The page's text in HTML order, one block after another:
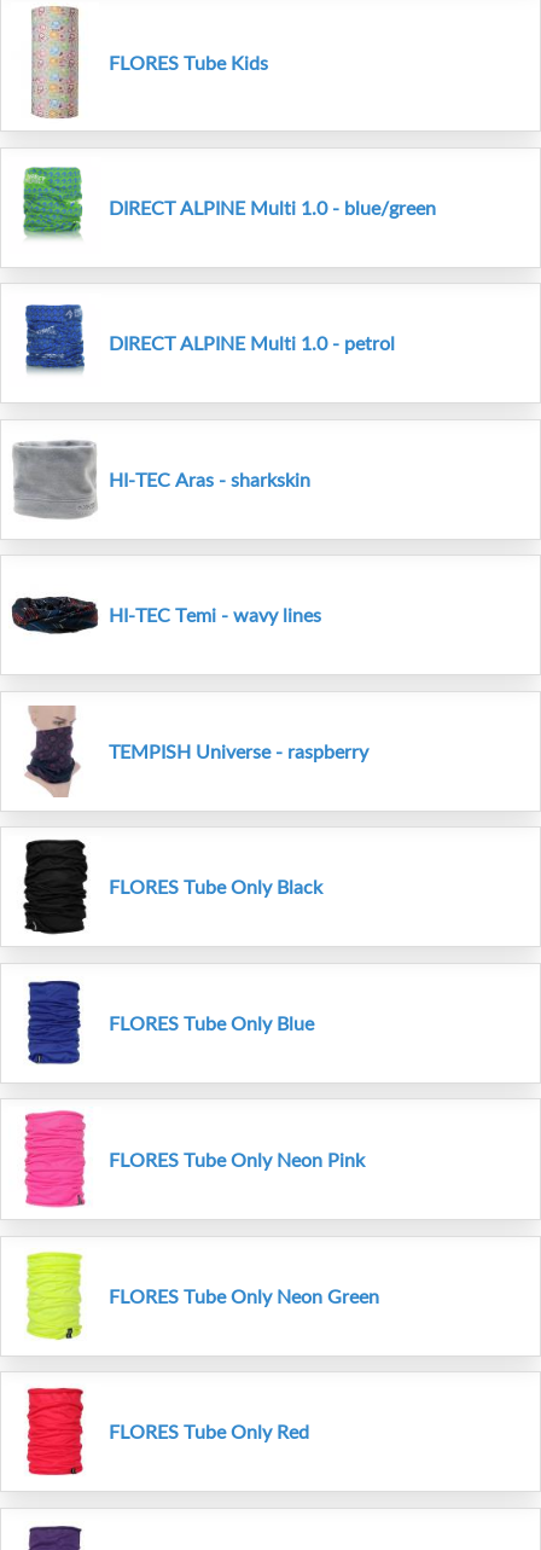
FLORES Tube Kids
DIRECT ALPINE Multi 1.0 - blue/green
DIRECT ALPINE Multi 1.0 - petrol
HI-TEC Aras - sharkskin
HI-TEC Temi - wavy lines
TEMPISH Universe - raspberry
FLORES Tube Only Black
FLORES Tube Only Blue
FLORES Tube Only Neon Pink
FLORES Tube Only Neon Green
FLORES Tube Only Red